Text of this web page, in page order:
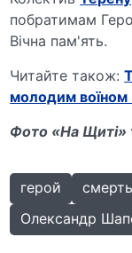
побратимам
Вічна пам'ять.
Читайте також:
молодим воїном
Фото «На Щиті»
герой смерть
Олександр